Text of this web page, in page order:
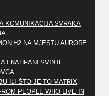
KOMUNIKACIJA SVRAKA
H2 NA MJESTU AURORE
I NAHRANI SVINJE
ILI ŠTO JE TO MATRIX
PEOPLE WHO LIVE IN